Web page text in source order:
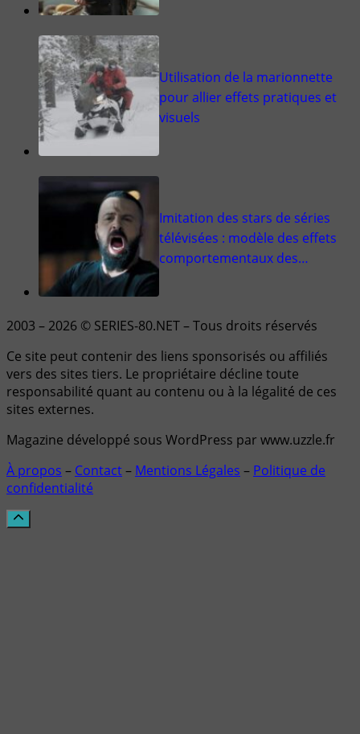
Utilisation de la marionnette
pour allier effets pratiques et
visuels
Imitation des stars de séries
télévisées : modèle des effets
comportementaux des…
2003 – 2026 © SERIES-80.NET – Tous droits réservés
Ce site peut contenir des liens sponsorisés ou affiliés
vers des sites tiers. Le propriétaire décline toute
responsabilité quant au contenu ou à la légalité de ces
sites externes.
Magazine développé sous WordPress par www.uzzle.fr
À propos – Contact– Mentions Légales – Politique de
confidentialité